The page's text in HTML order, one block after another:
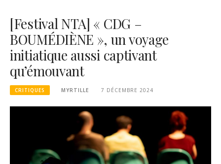
[Festival NTA] « CDG –
BOUMÉDIÈNE », un voyage
initiatique aussi captivant
qu’émouvant
CRITIQUES MYRTILLE 7 DÉCEMBRE 2024